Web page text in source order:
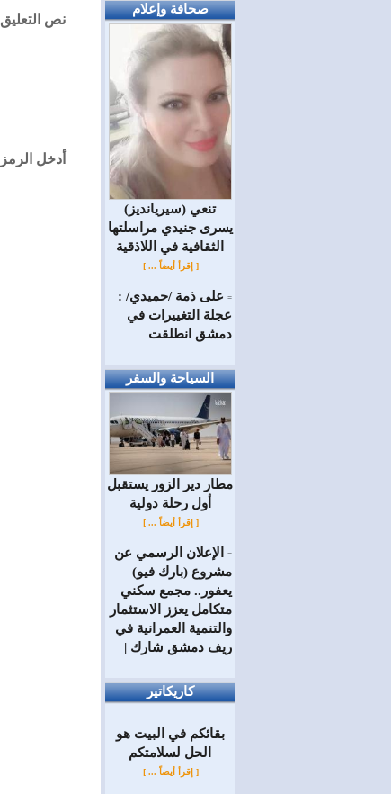
نص التعليق
أدخل الرمز
صحافة وإعلام
(سيريانديز) تنعي
يسرى جنيدي مراسلتها
الثقافية في اللاذقية
[ إقرأ أيضاً ... ]
= على ذمة /حميدي/ :
عجلة التغييرات في
دمشق انطلقت
السياحة والسفر
مطار دير الزور يستقبل
أول رحلة دولية
[ إقرأ أيضاً ... ]
=
الإعلان الرسمي عن
مشروع (بارك فيو)
يعفور.. مجمع سكني
متكامل يعزز الاستثمار
والتنمية العمرانية في
ريف دمشق شارك |
كاريكاتير
بقائكم في البيت هو
الحل لسلامتكم
[ إقرأ أيضاً ... ]